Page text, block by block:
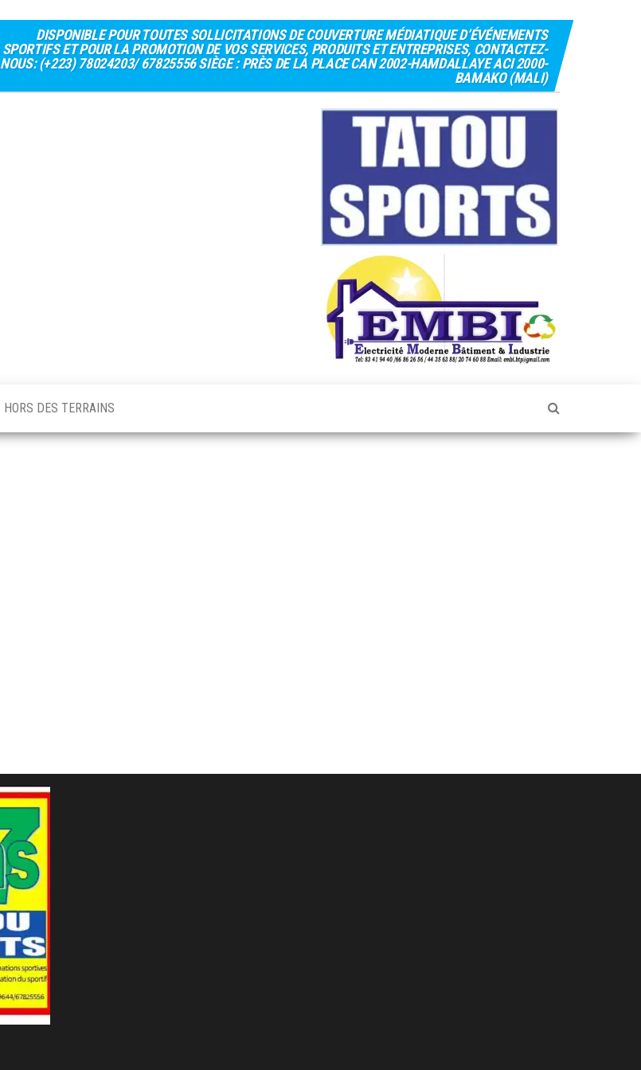
DISPONIBLE POUR TOUTES SOLLICITATIONS DE COUVERTURE MÉDIATIQUE D’ÉVÉNEMENTS
SPORTIFS ET POUR LA PROMOTION DE VOS SERVICES, PRODUITS ET ENTREPRISES, CONTACTEZ-
NOUS: (+223) 78024203/ 67825556 SIÈGE : PRÈS DE LA PLACE CAN 2002-HAMDALLAYE ACI 2000-
BAMAKO (MALI)
HORS DES TERRAINS